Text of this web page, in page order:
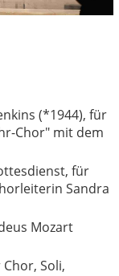
(*1944), für
Chor" mit dem
für
Sandra
Mozart
Soli,